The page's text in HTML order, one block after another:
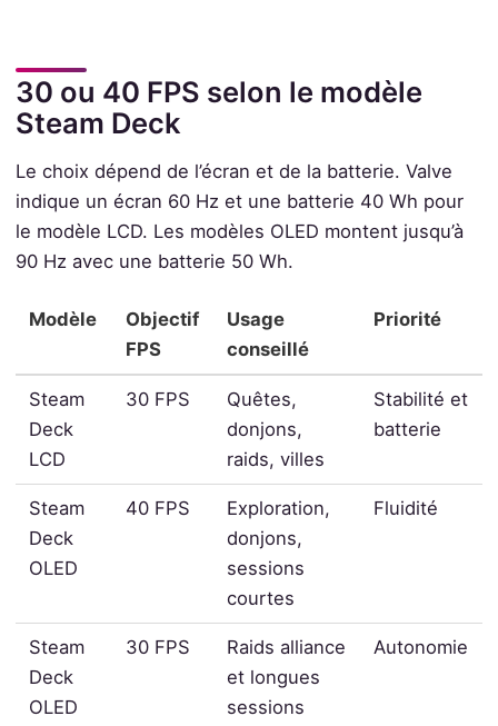
30 ou 40 FPS selon le modèle
Steam Deck
Le choix dépend de l’écran et de la batterie. Valve
indique un écran 60 Hz et une batterie 40 Wh pour
le modèle LCD. Les modèles OLED montent jusqu’à
90 Hz avec une batterie 50 Wh.
Modèle
Objectif
FPS
Usage
conseillé
Priorité
Steam
Deck
LCD
30 FPS
Quêtes,
donjons,
raids, villes
Stabilité et
batterie
Steam
Deck
OLED
40 FPS
Exploration,
donjons,
sessions
courtes
Fluidité
Steam
Deck
OLED
30 FPS
Raids alliance
et longues
sessions
Autonomie